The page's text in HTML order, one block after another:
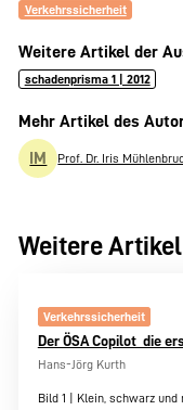
Verkehrssicherheit
Weitere Artikel der
schadenprisma 1 | 2012
Mehr Artikel des
IM Prof. Dr. Iris
Weitere
Verkehrssicherheit
Der ÖSA Copilot  die
Hans-Jörg Kurth
Bild 1 | Klein, schwarz und